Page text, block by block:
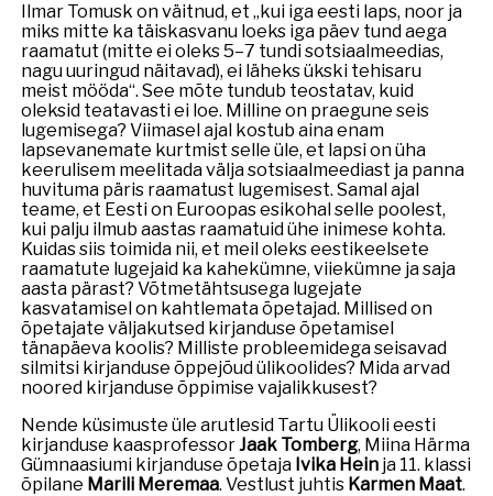
Ilmar Tomusk on väitnud, et „kui iga eesti laps, noor ja
miks mitte ka täiskasvanu loeks iga päev tund aega
raamatut (mitte ei oleks 5–7 tundi sotsiaalmeedias,
nagu uuringud näitavad), ei läheks ükski tehisaru
meist mööda“. See mõte tundub teostatav, kuid
oleksid teatavasti ei loe. Milline on praegune seis
lugemisega? Viimasel ajal kostub aina enam
lapsevanemate kurtmist selle üle, et lapsi on üha
keerulisem meelitada välja sotsiaalmeediast ja panna
huvituma päris raamatust lugemisest. Samal ajal
teame, et Eesti on Euroopas esikohal selle poolest,
kui palju ilmub aastas raamatuid ühe inimese kohta.
Kuidas siis toimida nii, et meil oleks eestikeelsete
raamatute lugejaid ka kahekümne, viiekümne ja saja
aasta pärast? Võtmetähtsusega lugejate
kasvatamisel on kahtlemata õpetajad. Millised on
õpetajate väljakutsed kirjanduse õpetamisel
tänapäeva koolis? Milliste probleemidega seisavad
silmitsi kirjanduse õppejõud ülikoolides? Mida arvad
noored kirjanduse õppimise vajalikkusest?
Nende küsimuste üle arutlesid Tartu Ülikooli eesti
kirjanduse kaasprofessorJaak Tomberg, Miina Härma
Gümnaasiumi kirjanduse õpetaja Ivika Hein ja 11. klassi
õpilane Marili Meremaa. Vestlust juhtis Karmen Maat.